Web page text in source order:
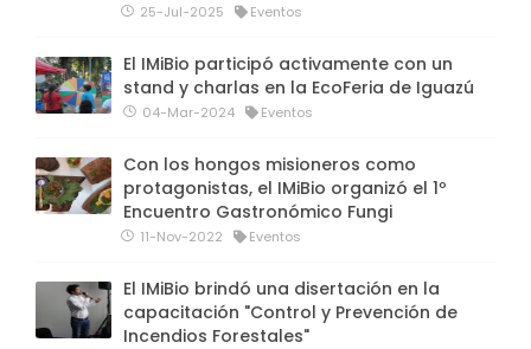
25-Jul-2025 Eventos
El IMiBio participó activamente con un
stand y charlas en la EcoFeria de Iguazú
04-Mar-2024 Eventos
Con los hongos misioneros como
protagonistas, el IMiBio organizó el 1º
Encuentro Gastronómico Fungi
11-Nov-2022 Eventos
El IMiBio brindó una disertación en la
capacitación "Control y Prevención de
Incendios Forestales"